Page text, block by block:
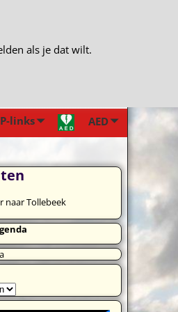
links AED
naar Tollebeek
als je dat wilt.